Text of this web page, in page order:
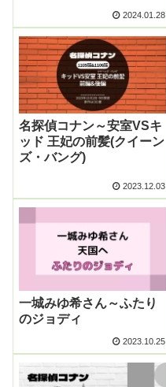
2024.01.28
名探偵コナン～安室VSキ
ッド 王妃の前髪(クイーン
ズ・バング)
2023.12.03
一城みゆ希さん～ふたり
のジョディ
2023.10.25